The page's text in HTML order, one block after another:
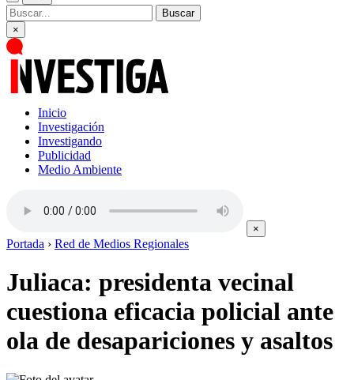
Buscar
×
Inicio
Investigación
Investigando
Publicidad
Medio Ambiente
×
Portada › Red de Medios Regionales
Juliaca: presidenta vecinal
cuestiona eficacia policial ante
ola de desapariciones y asaltos